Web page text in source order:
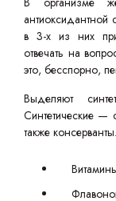
антиоксидантной
в 3-х из них
отвечать на
это, бесспорно,
Выделяют
Синтетические —
также